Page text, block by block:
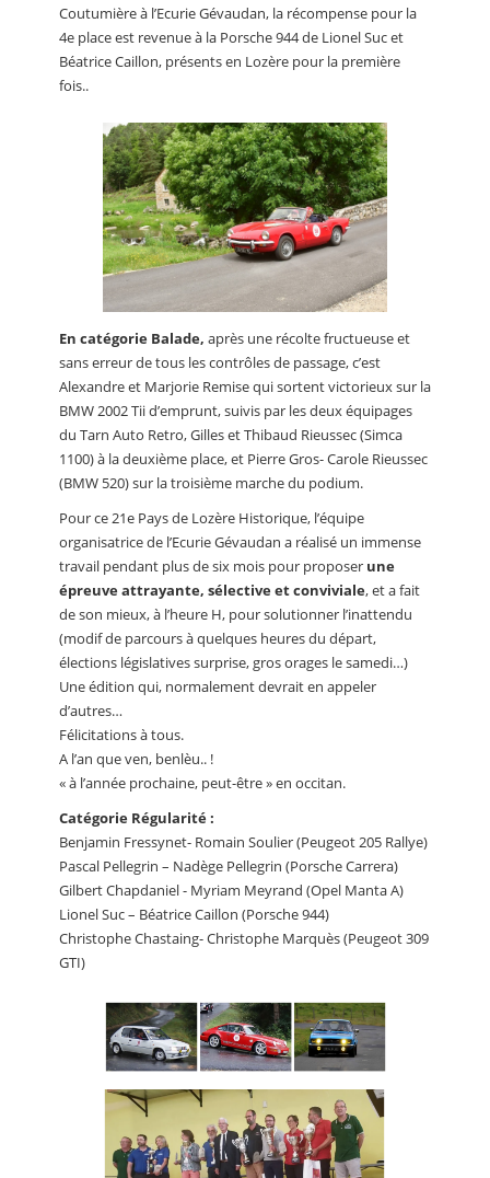
Coutumière à l’Ecurie Gévaudan, la récompense pour la
4e place est revenue à la Porsche 944 de Lionel Suc et
Béatrice Caillon, présents en Lozère pour la première
fois..
En catégorie Balade, après une récolte fructueuse et
sans erreur de tous les contrôles de passage, c’est
Alexandre et Marjorie Remise qui sortent victorieux sur la
BMW 2002 Tii d’emprunt, suivis par les deux équipages
du Tarn Auto Retro, Gilles et Thibaud Rieussec (Simca
1100) à la deuxième place, et Pierre Gros- Carole Rieussec
(BMW 520) sur la troisième marche du podium.
Pour ce 21e Pays de Lozère Historique, l’équipe
organisatrice de l’Ecurie Gévaudan a réalisé un immense
travail pendant plus de six mois pour proposer une
épreuve attrayante, sélective et conviviale, et a fait
de son mieux, à l’heure H, pour solutionner l’inattendu
(modif de parcours à quelques heures du départ,
élections législatives surprise, gros orages le samedi…)
Une édition qui, normalement devrait en appeler
d’autres…
Félicitations à tous.
A l’an que ven, benlèu.. !
« à l’année prochaine, peut-être » en occitan.
Catégorie Régularité :
Benjamin Fressynet- Romain Soulier (Peugeot 205 Rallye)
Pascal Pellegrin – Nadège Pellegrin (Porsche Carrera)
Gilbert Chapdaniel - Myriam Meyrand (Opel Manta A)
Lionel Suc – Béatrice Caillon (Porsche 944)
Christophe Chastaing- Christophe Marquès (Peugeot 309
GTI)